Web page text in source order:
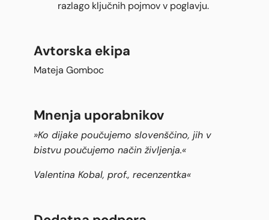
razlago ključnih pojmov v poglavju.
Avtorska ekipa
Mateja Gomboc
Mnenja uporabnikov
»Ko dijake poučujemo slovenščino, jih v
bistvu poučujemo način življenja.«
Valentina Kobal, prof., recenzentka«